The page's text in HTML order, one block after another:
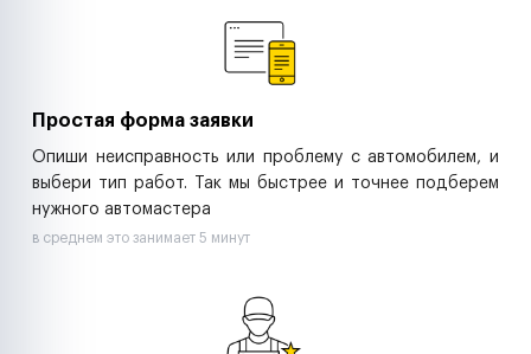
Простая форма заявки
Опиши неисправность или проблему с автомобилем, и
выбери тип работ. Так мы быстрее и точнее подберем
нужного автомастера
в среднем это занимает 5 минут